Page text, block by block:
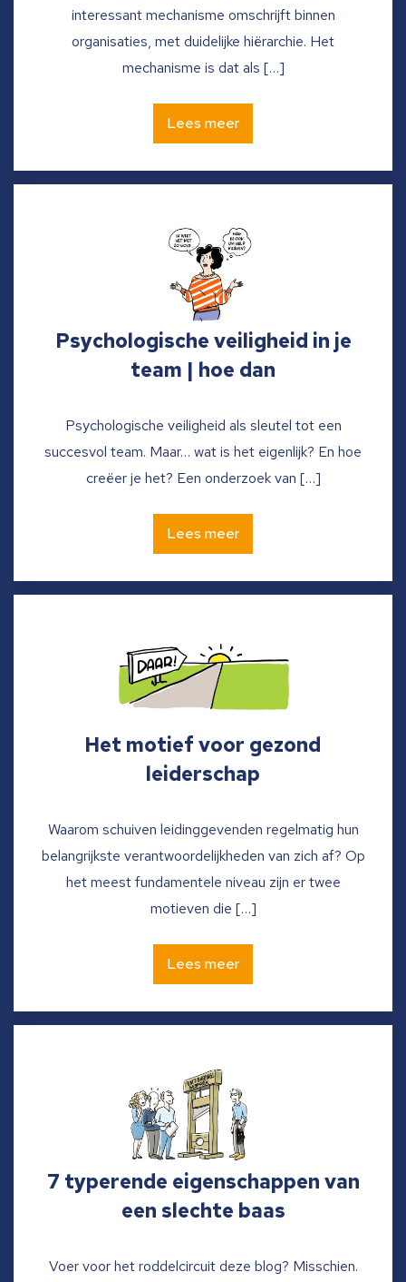
interessant mechanisme omschrijft binnen
organisaties, met duidelijke hiërarchie. Het
mechanisme is dat als […]
Lees meer
Psychologische veiligheid in je
team | hoe dan
Psychologische veiligheid als sleutel tot een
succesvol team. Maar… wat is het eigenlijk? En hoe
creëer je het? Een onderzoek van […]
Lees meer
Het motief voor gezond
leiderschap
Waarom schuiven leidinggevenden regelmatig hun
belangrijkste verantwoordelijkheden van zich af? Op
het meest fundamentele niveau zijn er twee
motieven die […]
Lees meer
7 typerende eigenschappen van
een slechte baas
Voer voor het roddelcircuit deze blog? Misschien.